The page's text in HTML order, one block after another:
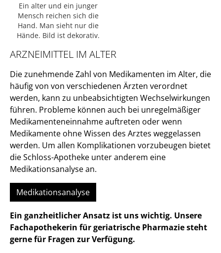
Ein alter und ein junger
Mensch reichen sich die
Hand. Man sieht nur die
Hände. Bild ist dekorativ.
ARZNEIMITTEL IM ALTER
Die zunehmende Zahl von Medikamenten im Alter, die
häufig von von verschiedenen Ärzten verordnet
werden, kann zu unbeabsichtigten Wechselwirkungen
führen. Probleme können auch bei unregelmäßiger
Medikamenteneinnahme auftreten oder wenn
Medikamente ohne Wissen des Arztes weggelassen
werden. Um allen Komplikationen vorzubeugen bietet
die Schloss-Apotheke unter anderem eine
Medikationsanalyse an.
Medikationsanalyse
Ein ganzheitlicher Ansatz ist uns wichtig. Unsere
Fachapothekerin für geriatrische Pharmazie steht
gerne für Fragen zur Verfügung.